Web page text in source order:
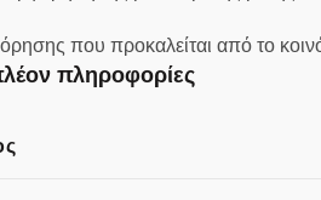
που προκαλείται από το
πληροφορίες